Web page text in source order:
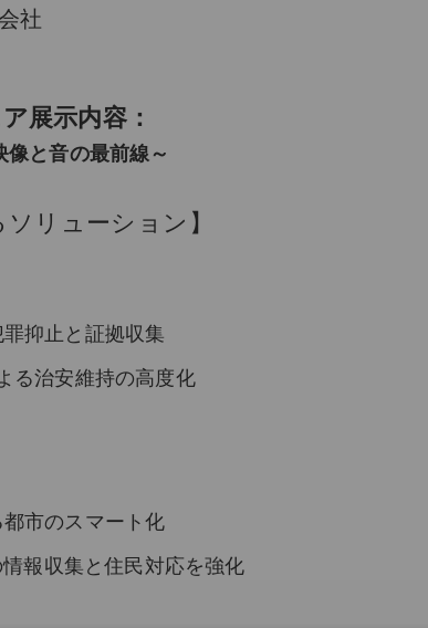
社
展示内容：
と音の最前線～
リューション】
抑止と証拠収集
る治安維持の高度化
市のスマート化
報収集と住民対応を強化